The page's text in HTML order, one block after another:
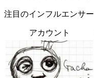
注目のインフルエンサー
アカウント